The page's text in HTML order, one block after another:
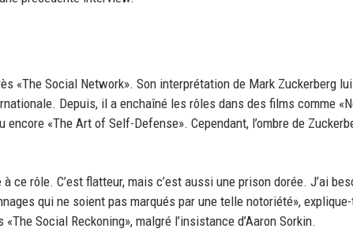
«The Social Network». Son interprétation de Mark Zuckerberg
Depuis, il a enchaîné les rôles dans des films comme
encore «The Art of Self-Defense». Cependant, l’ombre de
ce rôle. C’est flatteur, mais c’est aussi une prison dorée. J’ai
qui ne soient pas marqués par une telle notoriété»,
Social Reckoning», malgré l’insistance d’Aaron Sorkin.